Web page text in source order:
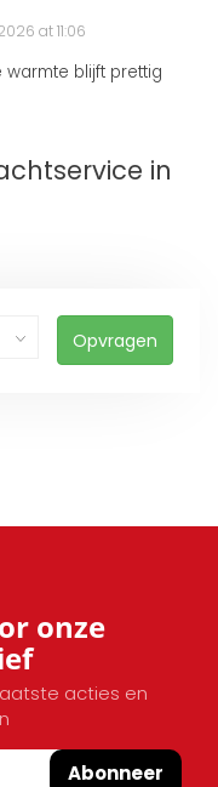
at 11:06
blijft prettig
in
Opvragen
onze
acties en
Abonneer